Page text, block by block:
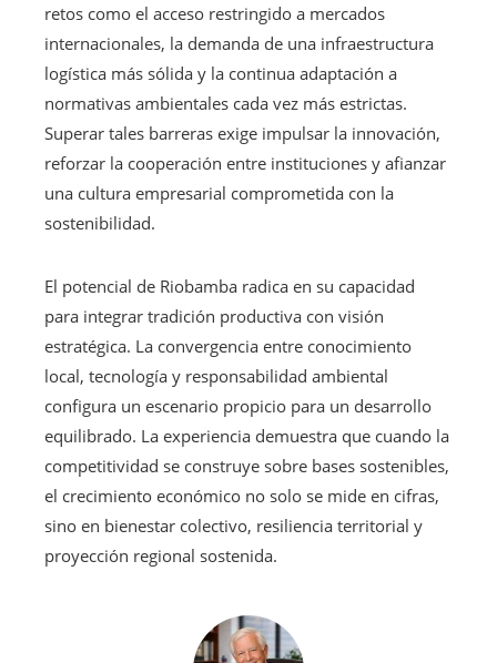
retos como el acceso restringido a mercados
internacionales, la demanda de una infraestructura
logística más sólida y la continua adaptación a
normativas ambientales cada vez más estrictas.
Superar tales barreras exige impulsar la innovación,
reforzar la cooperación entre instituciones y afianzar
una cultura empresarial comprometida con la
sostenibilidad.
El potencial de Riobamba radica en su capacidad
para integrar tradición productiva con visión
estratégica. La convergencia entre conocimiento
local, tecnología y responsabilidad ambiental
configura un escenario propicio para un desarrollo
equilibrado. La experiencia demuestra que cuando la
competitividad se construye sobre bases sostenibles,
el crecimiento económico no solo se mide en cifras,
sino en bienestar colectivo, resiliencia territorial y
proyección regional sostenida.